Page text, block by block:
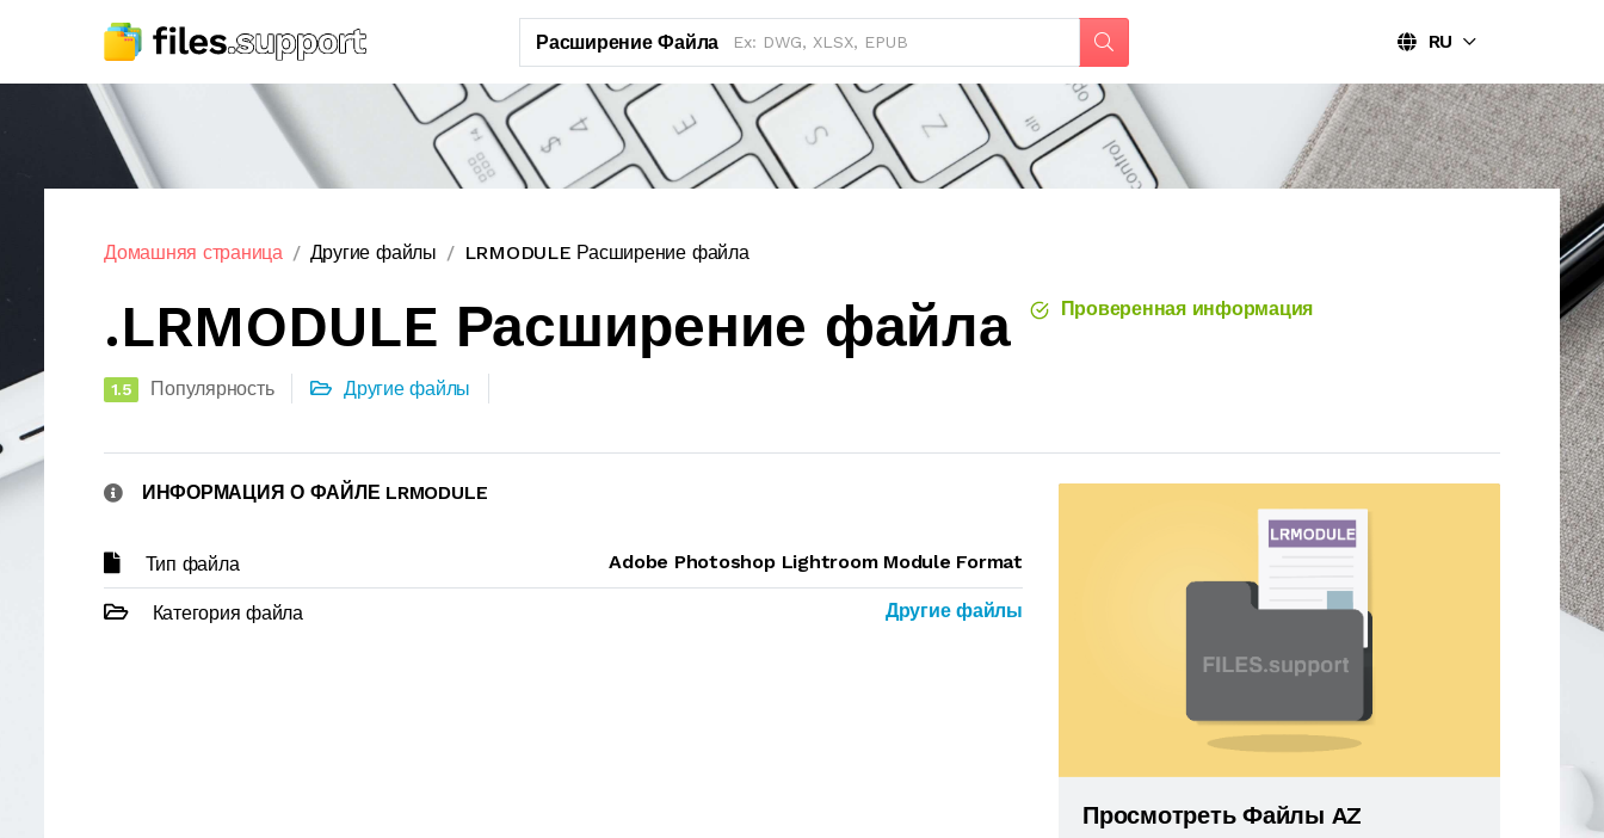
Расширение Файла RU
Домашняя страница Другие файлы LRMODULE Расширение файла
.LRMODULE Расширение файла Проверенная информация
1.5 Популярность Другие файлы
ИНФОРМАЦИЯ О ФАЙЛЕ LRMODULE
Тип файла Adobe Photoshop Lightroom Module Format
Категория файла Другие файлы
Просмотреть Файлы AZ